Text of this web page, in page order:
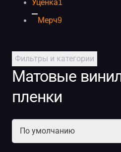
Уценка1
Мерч9
Фильтры и категории
Матовые
пленки